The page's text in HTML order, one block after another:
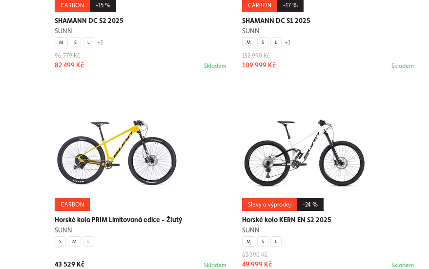
CARBON -15 %
SHAMANN DC S2 2025
SUNN
M S L
+1
96 779 Kč
82 499 Kč Skladem
CARBON -17 %
SHAMANN DC S1 2025
SUNN
M S L
+1
132 990 Kč
109 999 Kč Skladem
CARBON
Horské kolo PRIM Limitovaná edice - Žlutý
SUNN
S M L
43 529 Kč Skladem
Slevy a výprodej -24 %
Horské kolo KERN EN S2 2025
SUNN
M S L
65 390 Kč
49 999 Kč Skladem